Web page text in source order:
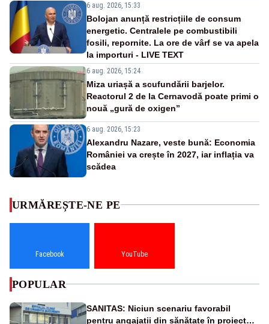
6 aug. 2026, 15:33
Bolojan anunță restricțiile de consum
energetic. Centralele pe combustibili
fosili, repornite. La ore de vârf se va apela
la importuri - LIVE TEXT
6 aug. 2026, 15:24
Miza uriașă a scufundării barjelor.
Reactorul 2 de la Cernavodă poate primi o
nouă „gură de oxigen”
6 aug. 2026, 15:23
Alexandru Nazare, veste bună: Economia
României va crește în 2027, iar inflația va
scădea
URMĂREȘTE-NE PE
Facebook YouTube
POPULAR
SANITAS: Niciun scenariu favorabil
pentru angajații din sănătate în proiectul